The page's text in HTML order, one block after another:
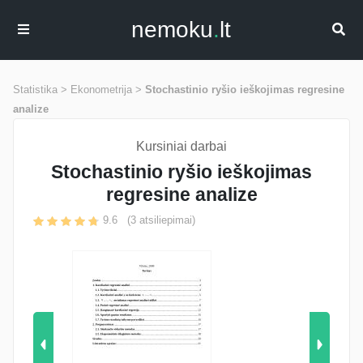
nemoku.lt
Statistika > Ekonometrija > Stochastinio ryšio ieškojimas regresine
analize
Kursiniai darbai
Stochastinio ryšio ieškojimas
regresine analize
9.6 (3 atsiliepimai)